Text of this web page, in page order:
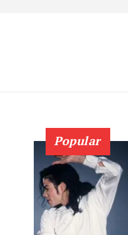
Popular